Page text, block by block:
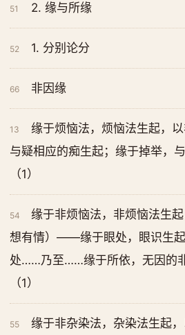
51 2. 缘与所缘
52 1. 分别论分
66 非因缘
13
缘于烦恼法，烦恼法生起，
与疑相应的痴生起；缘于掉举，
（1）
54
缘于非烦恼法，非烦恼法生
想有情）——缘于眼处，眼识生
处……乃至……缘于所依，无因的非
（1）
55
缘于非杂染法，杂染法生起